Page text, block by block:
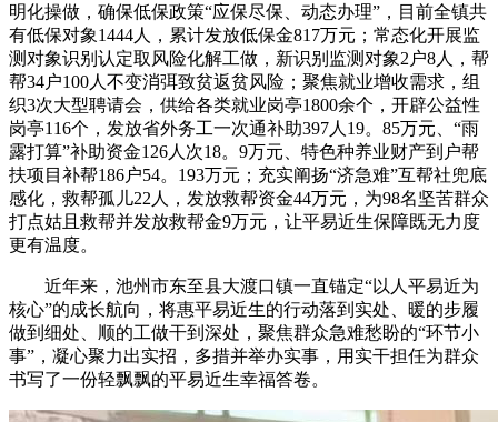
明化操做，确保低保政策“应保尽保、动态办理”，目前全镇共
有低保对象1444人，累计发放低保金817万元；常态化开展监
测对象识别认定取风险化解工做，新识别监测对象2户8人，帮
帮34户100人不变消弭致贫返贫风险；聚焦就业增收需求，组
织3次大型聘请会，供给各类就业岗亭1800余个，开辟公益性
岗亭116个，发放省外务工一次通补助397人19。85万元、“雨
露打算”补助资金126人次18。9万元、特色种养业财产到户帮
扶项目补帮186户54。193万元；充实阐扬“济急难”互帮社兜底
感化，救帮孤儿22人，发放救帮资金44万元，为98名坚苦群众
打点姑且救帮并发放救帮金9万元，让平易近生保障既无力度
更有温度。
近年来，池州市东至县大渡口镇一直锚定“以人平易近为
核心”的成长航向，将惠平易近生的行动落到实处、暖的步履
做到细处、顺的工做干到深处，聚焦群众急难愁盼的“环节小
事”，凝心聚力出实招，多措并举办实事，用实干担任为群众
书写了一份轻飘飘的平易近生幸福答卷。